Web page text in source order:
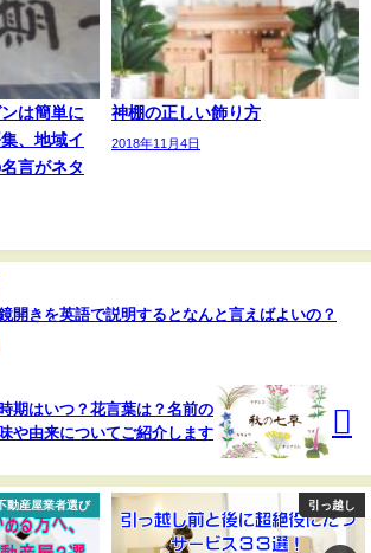
は簡単に
、地域イ
言がネタ
神棚の正しい飾り方
2018年11月4日
開きを英語で説明するとなんと言えばよいの？
期はいつ？花言葉は？名前の
や由来についてご紹介します
引っ越し 引っ越